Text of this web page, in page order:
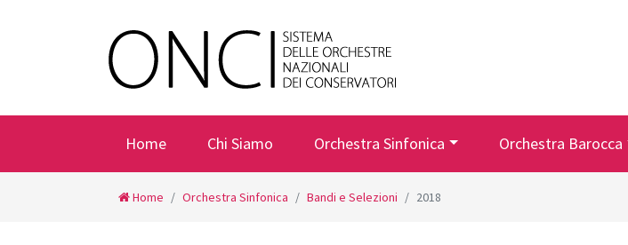
Home Chi Siamo Orchestra Sinfonica Orchestra Barocca
Home Orchestra Sinfonica Bandi e Selezioni 2018